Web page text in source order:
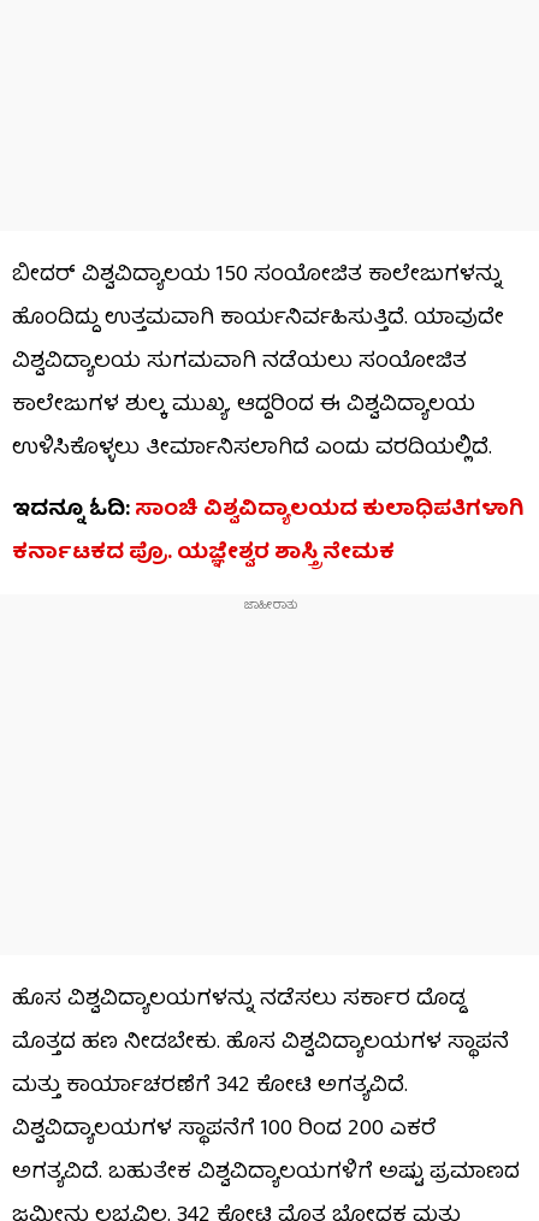
ಬೀದರ್ ವಿಶ್ವವಿದ್ಯಾಲಯ 150 ಸಂಯೋಜಿತ ಕಾಲೇಜುಗಳನ್ನು
ಹೊಂದಿದ್ದು ಉತ್ತಮವಾಗಿ ಕಾರ್ಯನಿರ್ವಹಿಸುತ್ತಿದೆ. ಯಾವುದೇ
ವಿಶ್ವವಿದ್ಯಾಲಯ ಸುಗಮವಾಗಿ ನಡೆಯಲು ಸಂಯೋಜಿತ
ಕಾಲೇಜುಗಳ ಶುಲ್ಕ ಮುಖ್ಯ. ಆದ್ದರಿಂದ ಈ ವಿಶ್ವವಿದ್ಯಾಲಯ
ಉಳಿಸಿಕೊಳ್ಳಲು ತೀರ್ಮಾನಿಸಲಾಗಿದೆ ಎಂದು ವರದಿಯಲ್ಲಿದೆ.
ಇದನ್ನೂ ಓದಿ:ಸಾಂಚಿ ವಿಶ್ವವಿದ್ಯಾಲಯದ ಕುಲಾಧಿಪತಿಗಳಾಗಿ
ಕರ್ನಾಟಕದ ಪ್ರೊ. ಯಜ್ಞೇಶ್ವರ ಶಾಸ್ತ್ರಿ ನೇಮಕ
ಹೊಸ ವಿಶ್ವವಿದ್ಯಾಲಯಗಳನ್ನು ನಡೆಸಲು ಸರ್ಕಾರ ದೊಡ್ಡ
ಮೊತ್ತದ ಹಣ ನೀಡಬೇಕು. ಹೊಸ ವಿಶ್ವವಿದ್ಯಾಲಯಗಳ ಸ್ಥಾಪನೆ
ಮತ್ತು ಕಾರ್ಯಾಚರಣೆಗೆ 342 ಕೋಟಿ ಅಗತ್ಯವಿದೆ.
ವಿಶ್ವವಿದ್ಯಾಲಯಗಳ ಸ್ಥಾಪನೆಗೆ 100 ರಿಂದ 200 ಎಕರೆ
ಅಗತ್ಯವಿದೆ. ಬಹುತೇಕ ವಿಶ್ವವಿದ್ಯಾಲಯಗಳಿಗೆ ಅಷ್ಟು ಪ್ರಮಾಣದ